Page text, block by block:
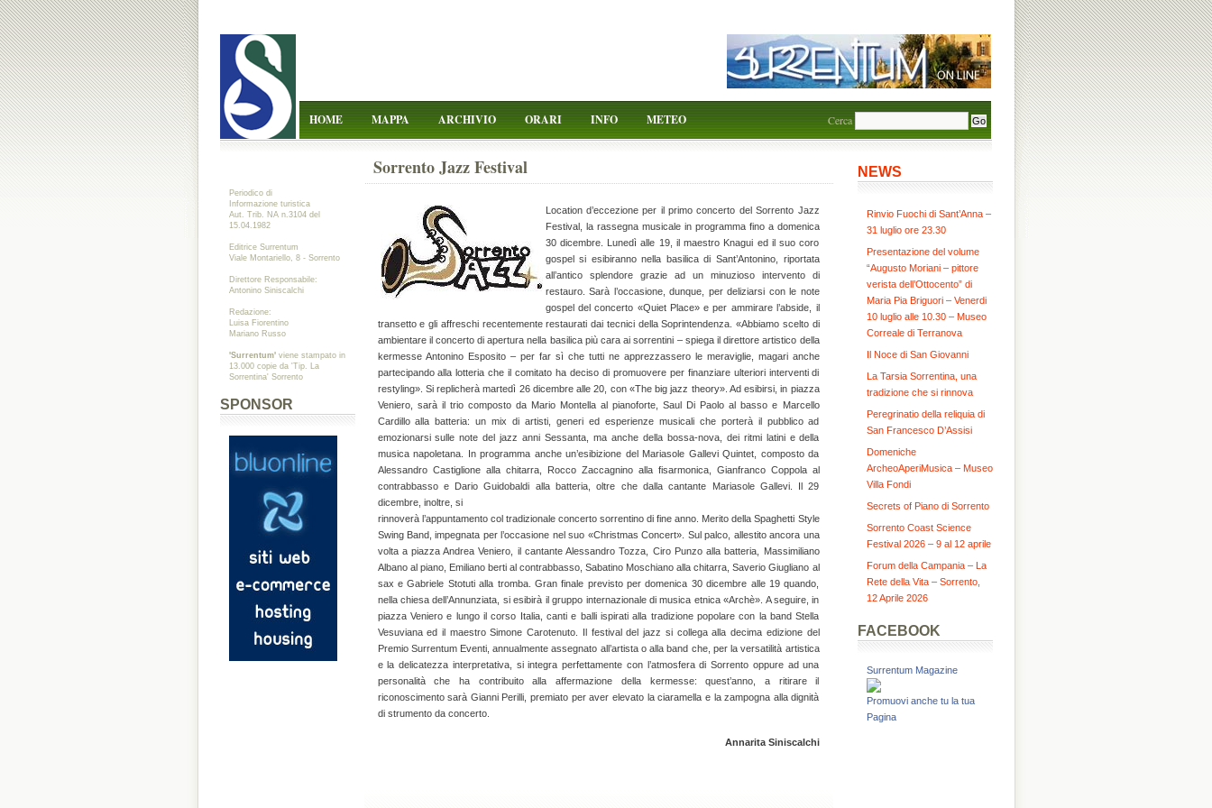
HOME MAPPA ARCHIVIO ORARI INFO METEO Cerca
Periodico di
Informazione turistica
Aut. Trib. NA n.3104 del
15.04.1982
Editrice Surrentum
Viale Montariello, 8 - Sorrento
Direttore Responsabile:
Antonino Siniscalchi
Redazione:
Luisa Fiorentino
Mariano Russo
'Surrentum'viene stampato in
13.000 copie da 'Tip. La
Sorrentina' Sorrento
SPONSOR
Sorrento Jazz Festival
Location d’eccezione per il primo concerto del Sorrento Jazz
Festival, la rassegna musicale in programma fino a domenica
30 dicembre. Lunedì alle 19, il maestro Knagui ed il suo coro
gospel si esibiranno nella basilica di Sant’Antonino, riportata
all’antico splendore grazie ad un minuzioso intervento di
restauro. Sarà l’occasione, dunque, per deliziarsi con le note
gospel del concerto «Quiet Place» e per ammirare l’abside, il
transetto e gli affreschi recentemente restaurati dai tecnici della Soprintendenza. «Abbiamo scelto di
ambientare il concerto di apertura nella basilica più cara ai sorrentini – spiega il direttore artistico della
kermesse Antonino Esposito – per far sì che tutti ne apprezzassero le meraviglie, magari anche
partecipando alla lotteria che il comitato ha deciso di promuovere per finanziare ulteriori interventi di
restyling». Si replicherà martedì 26 dicembre alle 20, con «The big jazz theory». Ad esibirsi, in piazza
Veniero, sarà il trio composto da Mario Montella al pianoforte, Saul Di Paolo al basso e Marcello
Cardillo alla batteria: un mix di artisti, generi ed esperienze musicali che porterà il pubblico ad
emozionarsi sulle note del jazz anni Sessanta, ma anche della bossa-nova, dei ritmi latini e della
musica napoletana. In programma anche un’esibizione del Mariasole Gallevi Quintet, composto da
Alessandro Castiglione alla chitarra, Rocco Zaccagnino alla fisarmonica, Gianfranco Coppola al
contrabbasso e Dario Guidobaldi alla batteria, oltre che dalla cantante Mariasole Gallevi. Il 29
dicembre, inoltre, si
rinnoverà l’appuntamento col tradizionale concerto sorrentino di fine anno. Merito della Spaghetti Style
Swing Band, impegnata per l’occasione nel suo «Christmas Concert». Sul palco, allestito ancora una
volta a piazza Andrea Veniero, il cantante Alessandro Tozza, Ciro Punzo alla batteria, Massimiliano
Albano al piano, Emiliano berti al contrabbasso, Sabatino Moschiano alla chitarra, Saverio Giugliano al
sax e Gabriele Stotuti alla tromba. Gran finale previsto per domenica 30 dicembre alle 19 quando,
nella chiesa dell’Annunziata, si esibirà il gruppo internazionale di musica etnica «Archè». A seguire, in
piazza Veniero e lungo il corso Italia, canti e balli ispirati alla tradizione popolare con la band Stella
Vesuviana ed il maestro Simone Carotenuto. Il festival del jazz si collega alla decima edizione del
Premio Surrentum Eventi, annualmente assegnato all’artista o alla band che, per la versatilità artistica
e la delicatezza interpretativa, si integra perfettamente con l’atmosfera di Sorrento oppure ad una
personalità che ha contribuito alla affermazione della kermesse: quest’anno, a ritirare il
riconoscimento sarà Gianni Perilli, premiato per aver elevato la ciaramella e la zampogna alla dignità
di strumento da concerto.
Annarita Siniscalchi
NEWS
Rinvio Fuochi di Sant’Anna –
31 luglio ore 23.30
Presentazione del volume
“Augusto Moriani – pittore
verista dell’Ottocento” di
Maria Pia Briguori – Venerdi
10 luglio alle 10.30 – Museo
Correale di Terranova
Il Noce di San Giovanni
La Tarsia Sorrentina, una
tradizione che si rinnova
Peregrinatio della reliquia di
San Francesco D’Assisi
Domeniche
ArcheoAperiMusica – Museo
Villa Fondi
Secrets of Piano di Sorrento
Sorrento Coast Science
Festival 2026 – 9 al 12 aprile
Forum della Campania – La
Rete della Vita – Sorrento,
12 Aprile 2026
FACEBOOK
Surrentum Magazine
Promuovi anche tu la tua
Pagina